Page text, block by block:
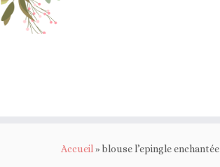
Accueil » blouse l’epingle enchantée